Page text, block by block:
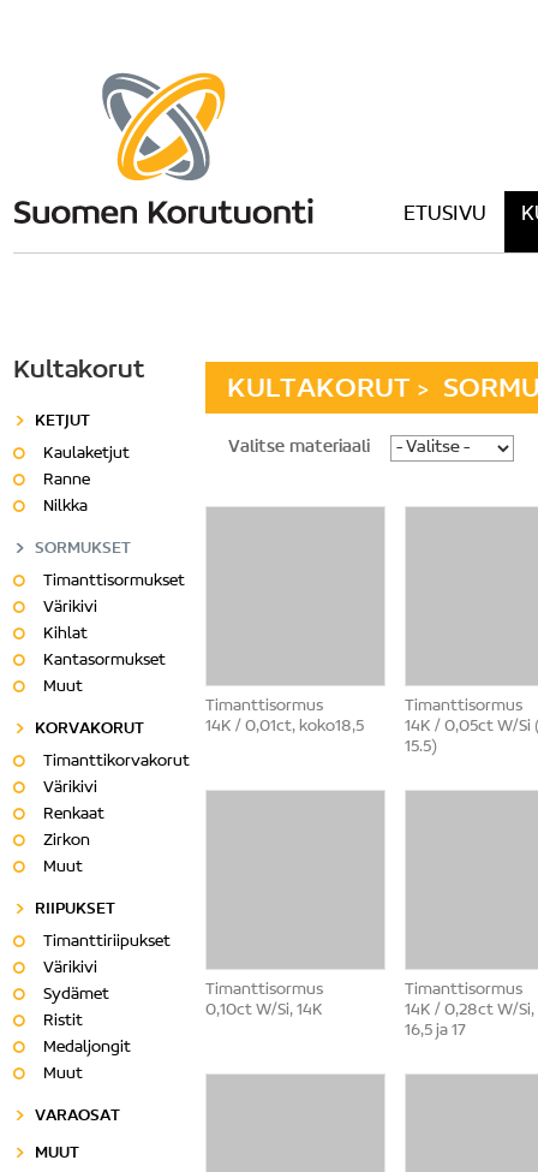
ETUSIVU
KULTAKORUT >
Valitse materiaali
Timanttisormus
14K / 0,01ct, koko18,5
Timanttisormus
14K / 0,05ct W/Si
15.5)
Timanttisormus
0,10ct W/Si, 14K
Timanttisormus
14K / 0,28ct W/
16,5 ja 17
Kultakorut
KETJUT
Kaulaketjut
Ranne
Nilkka
SORMUKSET
Timanttisormukset
Värikivi
Kihlat
Kantasormukset
Muut
KORVAKORUT
Timanttikorvakorut
Värikivi
Renkaat
Zirkon
Muut
RIIPUKSET
Timanttiriipukset
Värikivi
Sydämet
Ristit
Medaljongit
Muut
VARAOSAT
MUUT